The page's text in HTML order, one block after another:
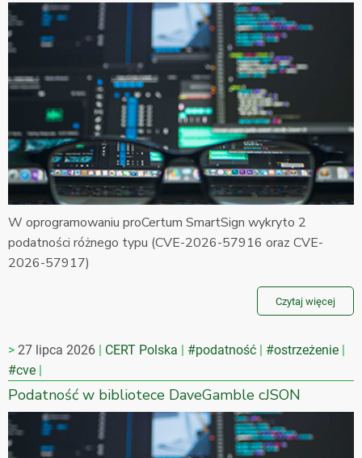
W oprogramowaniu proCertum SmartSign wykryto 2
podatności różnego typu (CVE-2026-57916 oraz CVE-
2026-57917)
Czytaj więcej
27 lipca 2026 CERT Polska #podatność
#ostrzeżenie
#cve
Podatność w bibliotece DaveGamble cJSON